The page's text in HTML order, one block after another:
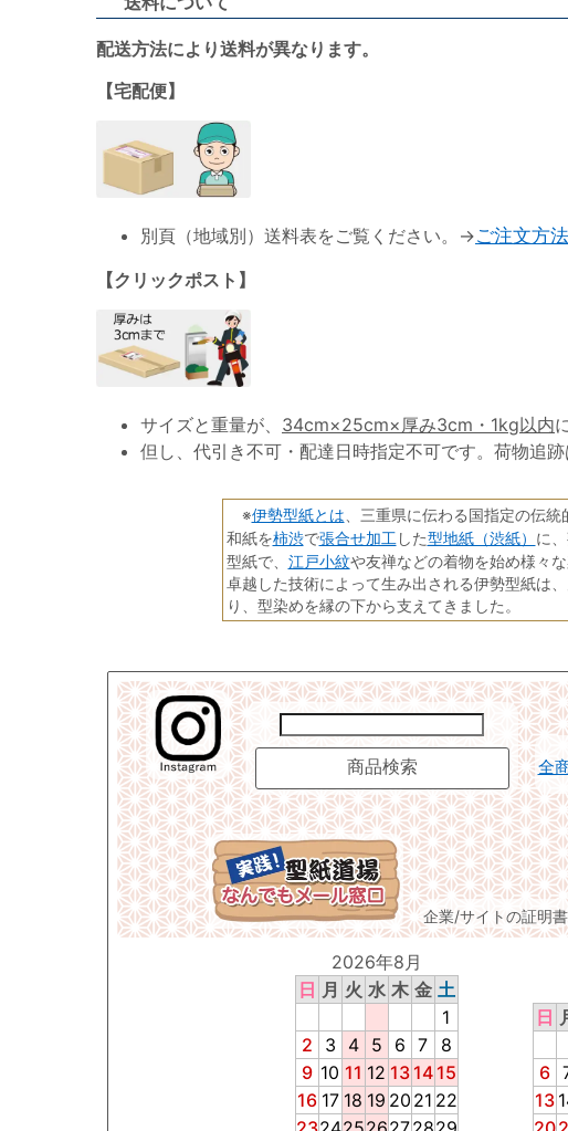
配送方法により送料が異なります。
【宅配便】
別頁（地域別）送料表をご覧ください。→ご注文方
【クリックポスト】
サイズと重量が、 34cm×25cm×厚み3cm・1kg以内
但し、代引き不可・配達日時指定不可です。荷物追
※伊勢型紙とは、三重県に伝わる国指定の伝統
和紙を柿渋で張合せ加工した型地紙（渋紙） に
型紙で、 江戸小紋や友禅などの着物を始め様々
卓越した技術によって生み出される伊勢型紙は
り、型染めを縁の下から支えてきました。
全
企業/サイトの証明書
2026年8月
日 月 火 水 木 金 土
1
2
3 4 5 6 7
8
9 10 11 12 13 14 15
16 17 18 19 20 21 22
日
6
13